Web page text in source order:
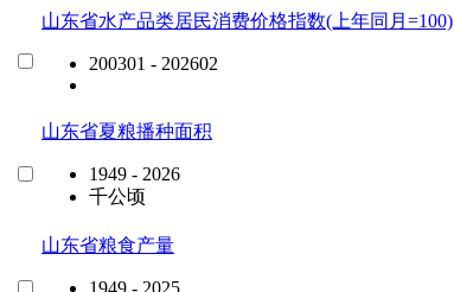
山东省水产品类居民消费价格指数(上年同月=100)
200301 - 202602
山东省夏粮播种面积
1949 - 2026
千公顷
山东省粮食产量
1949 - 2025